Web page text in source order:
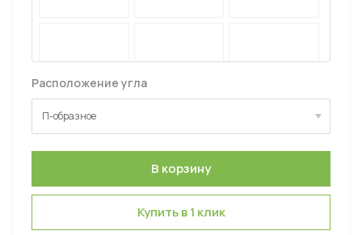
Расположение угла
П-образное
П-образное
Купить в 1 клик